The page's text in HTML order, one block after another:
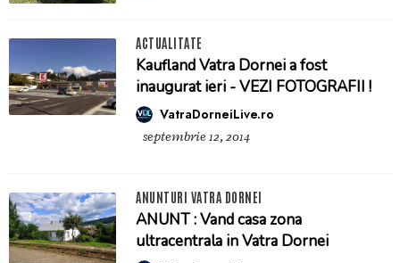
ACTUALITATE
Kaufland Vatra Dornei a fost
inaugurat ieri - VEZI FOTOGRAFII !
VatraDorneiLive.ro
septembrie 12, 2014
ANUNTURI VATRA DORNEI
ANUNT : Vand casa zona
ultracentrala in Vatra Dornei